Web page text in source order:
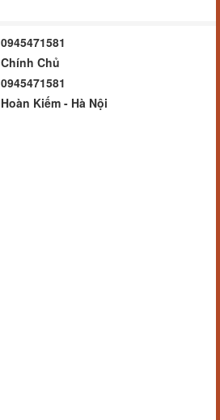
0945471581
Chính Chủ
0945471581
Hoàn Kiếm - Hà Nội